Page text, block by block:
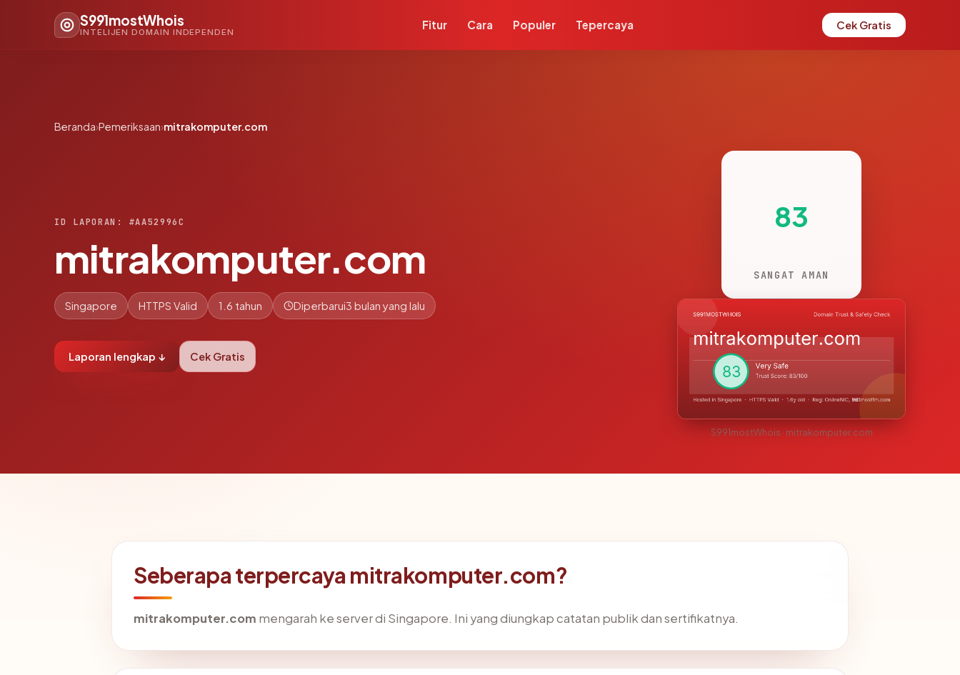
S991mostWhois
INTELIJEN DOMAIN INDEPENDEN
Fitur Cara Populer Tepercaya Cek Gratis
Beranda›Pemeriksaan›mitrakomputer.com
ID LAPORAN: #AA52996C
mitrakomputer.com
Singapore HTTPS Valid 1.6 tahun Diperbarui3 bulan yang lalu
Laporan lengkap ↓ Cek Gratis
83
SANGAT AMAN
S991mostWhois · mitrakomputer.com
Seberapa terpercaya mitrakomputer.com?
mitrakomputer.com mengarah ke server di Singapore. Ini yang diungkap catatan publik dan sertifikatnya.